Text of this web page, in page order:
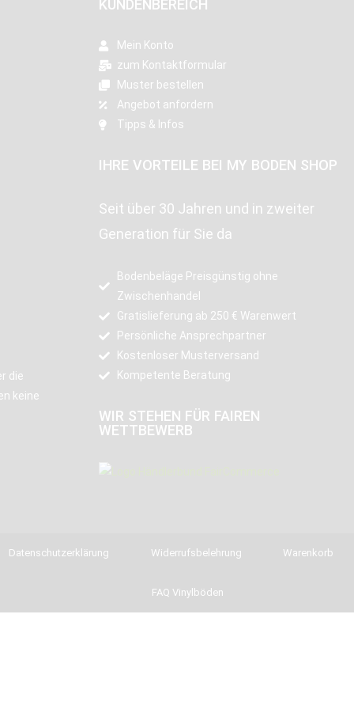
die
keine
KUNDENBEREICH
Mein Konto
zum Kontaktformular
Muster bestellen
Angebot anfordern
Tipps & Infos
IHRE VORTEILE BEI MY BODEN SHOP
Seit über 30 Jahren und in zweiter
Generation für Sie da
Bodenbeläge Preisgünstig ohne
Zwischenhandel
Gratislieferung ab 250 € Warenwert
Persönliche Ansprechpartner
Kostenloser Musterversand
Kompetente Beratung
WIR STEHEN FÜR FAIREN
WETTBEWERB
Datenschutzerklärung Widerrufsbelehrung Warenkorb
FAQ Vinylböden